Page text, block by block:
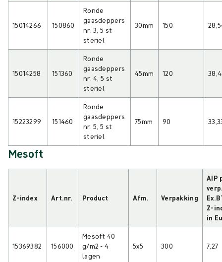
15014266 150860
Ronde
gaasdeppers
nr. 3, 5 st
steriel
30mm 150
15014258 151360
Ronde
gaasdeppers
nr. 4, 5 st
steriel
45mm 120
15223299 151460
Ronde
gaasdeppers
nr. 5, 5 st
steriel
75mm 90
Mesoft
Z-index Art.nr. Product Afm. Verpakking
AIP
Z-
in
15369382 156000
Mesoft 40
g/m2 - 4
lagen
5x5 300 7,27